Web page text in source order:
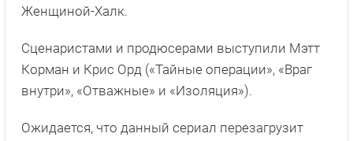
Женщиной-Халк.
Сценаристами и продюсерами выступили Мэтт
Корман и Крис Орд («Тайные операции», «Враг
внутри», «Отважные» и «Изоляция»).
Ожидается, что данный сериал перезагрузит